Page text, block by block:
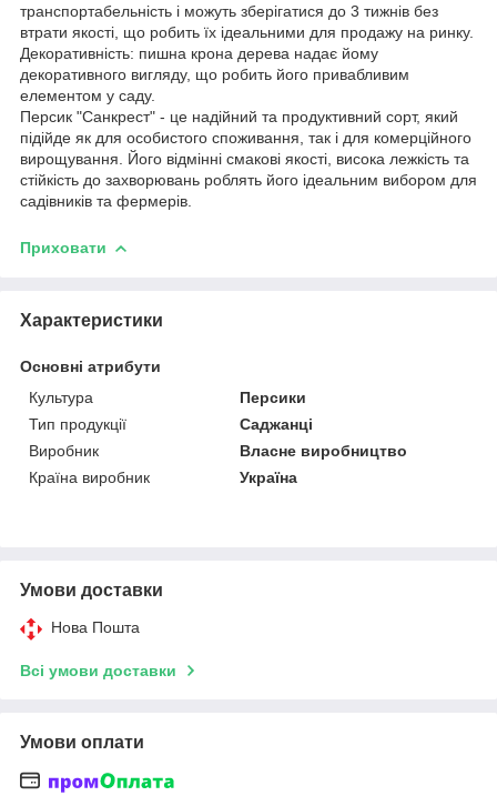
транспортабельність і можуть зберігатися до 3 тижнів без
втрати якості, що робить їх ідеальними для продажу на ринку.
Декоративність: пишна крона дерева надає йому
декоративного вигляду, що робить його привабливим
елементом у саду.
Персик "Санкрест" - це надійний та продуктивний сорт, який
підійде як для особистого споживання, так і для комерційного
вирощування. Його відмінні смакові якості, висока лежкість та
стійкість до захворювань роблять його ідеальним вибором для
садівників та фермерів.
Приховати
Характеристики
Основні атрибути
Культура
Персики
Тип продукції
Саджанці
Виробник
Власне виробництво
Країна виробник
Україна
Умови доставки
Нова Пошта
Всі умови доставки
Умови оплати